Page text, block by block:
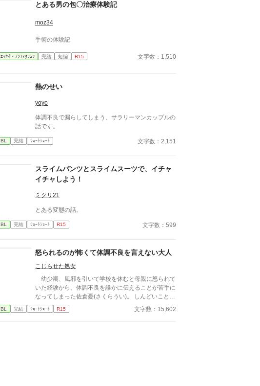
とある男の包〇治療体験記
moz34
手術の体験記
ｴｯｾｲ・ﾉﾝﾌｨｸｼｮﾝ 完結 短編 R15 文字数：1,510
熱のせい
yoyo
体調不良で漏らしてしまう、サラリーマンカップルの
話です。
BL 完結 ｼｮｰﾄｼｮｰﾄ 文字数：2,151
スライムパンツとスライムスーツで、イチャ
イチャしよう！
ミクリ21
とある変態の話。
BL 完結 ｼｮｰﾄｼｮｰﾄ R15 文字数：599
怒られるのが怖くて体調不良を言えない大人
こじらせた処女
幼少期、風邪を引いて学校を休むと母親に怒られて
いた経験から、体調不良を誰かに伝えることが苦手に
なってしまった佐倉憂(さくらうい)。 しんどいことを
訴えると仕事に行けないとヒステリックを起こされ怒
られていたため、次第に我慢して学校に行くようにな
BL 完結 ｼｮｰﾄｼｮｰﾄ R15 文字数：15,602